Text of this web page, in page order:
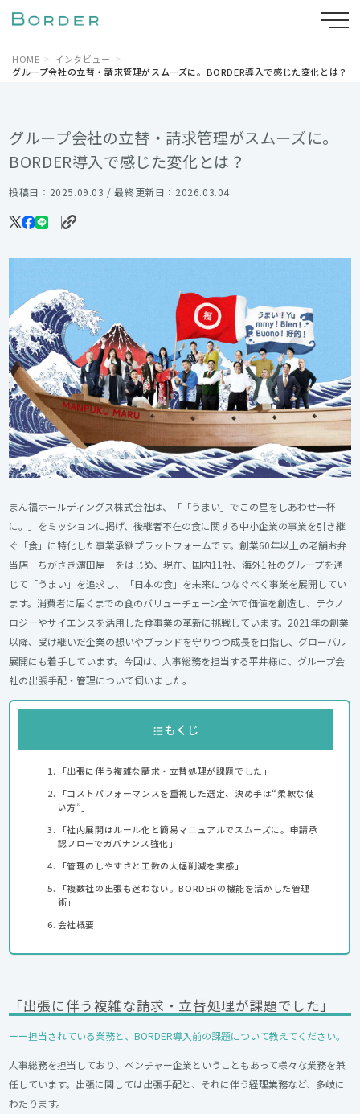
HOME
インタビュー
グループ会社の立替・請求管理がスムーズに。BORDER導入で感じた変化とは？
グループ会社の立替・請求管理がスムーズに。
BORDER導入で感じた変化とは？
投稿日：2025.09.03 / 最終更新日：2026.03.04
まん福ホールディングス株式会社は、「「うまい」でこの星をしあわせ一杯
に。」をミッションに掲げ、後継者不在の食に関する中小企業の事業を引き継
ぐ「食」に特化した事業承継プラットフォームです。創業60年以上の老舗お弁
当店「ちがさき濵田屋」をはじめ、現在、国内11社、海外1社のグループを通
じて「うまい」を追求し、「日本の食」を未来につなぐべく事業を展開してい
ます。消費者に届くまでの食のバリューチェーン全体で価値を創造し、テクノ
ロジーやサイエンスを活用した食事業の革新に挑戦しています。2021年の創業
以降、受け継いだ企業の想いやブランドを守りつつ成長を目指し、グローバル
展開にも着手しています。今回は、人事総務を担当する平井様に、グループ会
社の出張手配・管理について伺いました。
もくじ
「出張に伴う複雑な請求・立替処理が課題でした」
「コストパフォーマンスを重視した選定、決め手は“柔軟な使
い方”」
「社内展開はルール化と簡易マニュアルでスムーズに。申請承
認フローでガバナンス強化」
「管理のしやすさと工数の大幅削減を実感」
「複数社の出張も迷わない。BORDERの機能を活かした管理
術」
会社概要
「出張に伴う複雑な請求・立替処理が課題でした」
ーー担当されている業務と、BORDER導入前の課題について教えてください。
人事総務を担当しており、ベンチャー企業ということもあって様々な業務を兼
任しています。出張に関しては出張手配と、それに伴う経理業務など、多岐に
わたります。